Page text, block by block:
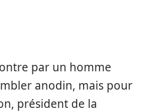
par un homme
anodin, mais pour
président de la